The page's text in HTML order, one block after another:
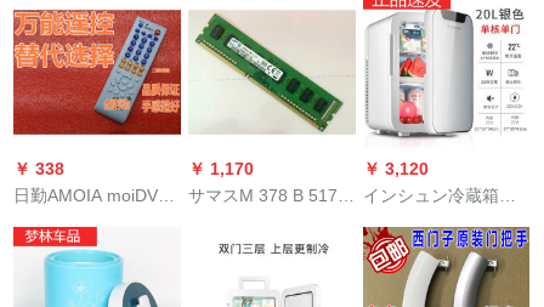
島ハ-セテ-プ1再構築
人ワク血清目薬老人
医薬品専門用恒温箱
15リットケース
恒温箱加熱袋暖液袋
家庭用に適用する。
スティックのビディ
オ・ファンンの側面5
V 12 V 4 6 CMのファ
ンシーを送る。
￥ 338
日勤AMOIA moiDVD
ビディオ8320 D
DVCD 201 Yリモコン
￥ 1,170
サマスM 378 B 5173
PC 3-800 U-1-13-A 1
destocop mashn
￥ 3,120
インシュン冷蔵箱便
利式車載薬ワクミニ
冷蔵庫インタウフロ
冷蔵20 L単核銀色車
家兼用